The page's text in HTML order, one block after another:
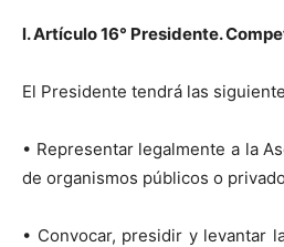
l.Artículo 16° Presidente.
El Presidente tendrá las
• Representar legalmente a la
de organismos públicos o
• Convocar, presidir y levantar